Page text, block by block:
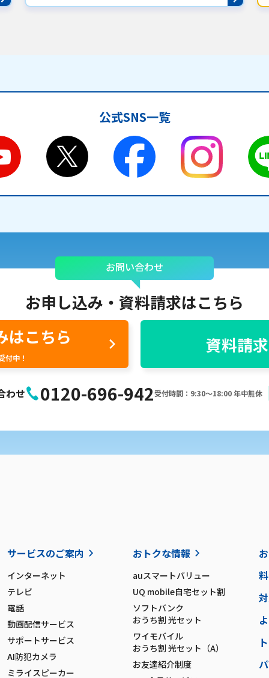
公式SNS一覧
お問い合わせ
お申し込み・ 資料請求はこちら
はこちら
付中！
資料請
わせ 0120-696-942受付時間：9:30〜18:00 年中無休
サービスのご案内
インターネット
テレビ
電話
動画配信サービス
サポートサービス
AI防犯カメラ
ミライスピーカー
おトクな情報
auスマートバリュー
UQ mobile自宅セット割
ソフトバンク
おうち割 光セット
ワイモバイル
おうち割 光セット（A）
お友達紹介制度